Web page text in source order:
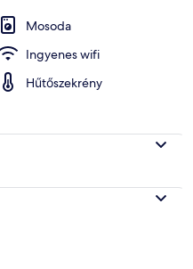
Mosoda
Ingyenes wifi
Hűtőszekrény